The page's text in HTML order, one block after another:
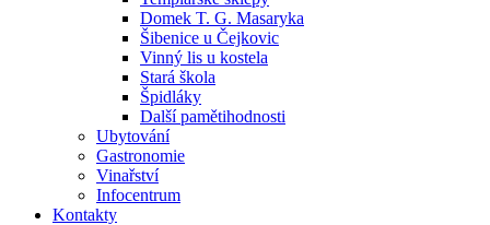
Domek T. G. Masaryka
Šibenice u Čejkovic
Vinný lis u kostela
Stará škola
Špidláky
Další pamětihodnosti
Ubytování
Gastronomie
Vinařství
Infocentrum
Kontakty